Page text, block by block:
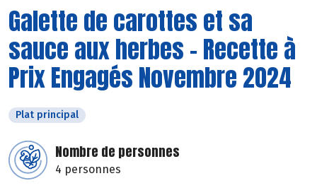
Galette de carottes et sa
sauce aux herbes - Recette à
Prix Engagés Novembre 2024
Plat principal
Nombre de personnes
4 personnes